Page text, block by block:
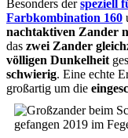
Besonders derspeziell
Farbkombination 160
nachtaktiven Zander
das zwei Zander
völligen Dunkelheit
schwierig. Eine echte
großartig um die